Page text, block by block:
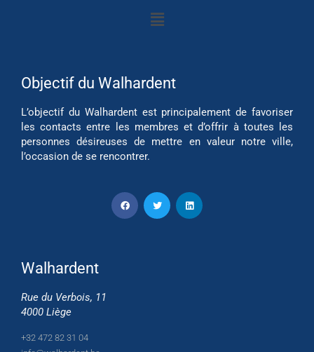
Objectif du Walhardent
L’objectif du Walhardent est principalement de favoriser
les contacts entre les membres et d’offrir à toutes les
personnes désireuses de mettre en valeur notre ville,
l’occasion de se rencontrer.
Walhardent
Rue du Verbois, 11
4000 Liège
+32 472 82 31 04